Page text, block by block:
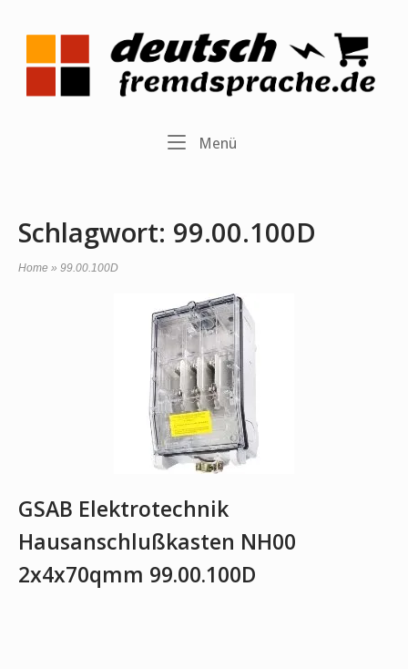
Home
Menü
Schlagwort: 99.00.100D
Home » 99.00.100D
GSAB Elektrotechnik
Hausanschlußkasten NH00
2x4x70qmm 99.00.100D